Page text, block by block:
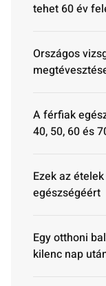
tehet 60 év
Országos
A férfiak
40, 50, 60 és
Ezek az
egészségéért
Egy otthoni
kilenc nap